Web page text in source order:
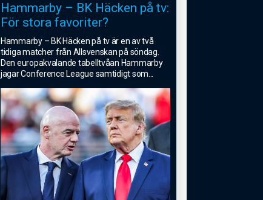
Hammarby – BK Häcken på tv:
För stora favoriter?
Hammarby – BK Häcken på tv är en av två
tidiga matcher från Allsvenskan på söndag.
Den europakvalande tabelltvåan Hammarby
jagar Conference League samtidigt som